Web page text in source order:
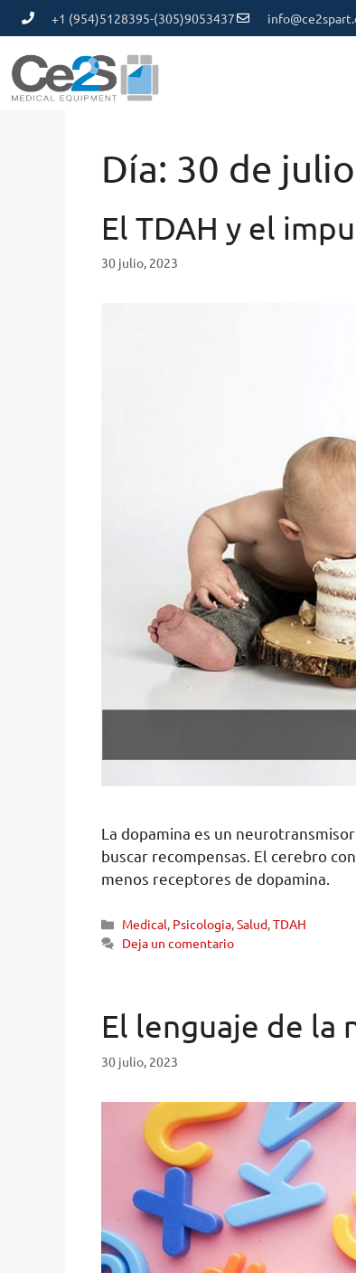
+1 (954)5128395-(305)9053437
Día: 30 de
El TDAH y el
30 julio, 2023
La dopamina es un
buscar recompensas. El cerebro
menos receptores de dopamina.
Medical, Psicologia,Salud,TDAH
Deja un comentario
El lenguaje de la
30 julio, 2023